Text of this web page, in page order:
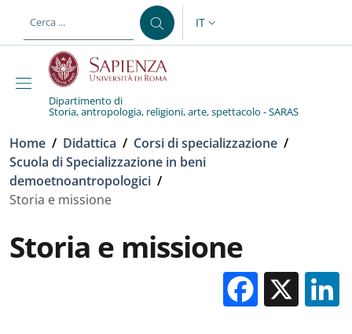
al contenuto principale
SELETTORE LINGUA:
IT
Dipartimento di
Storia, antropologia, religioni, arte, spettacolo - SARAS
Briciole di pane
Home / Didattica / Corsi di specializzazione /
Scuola di Specializzazione in beni
demoetnoantropologici /
Storia e missione
Storia e missione
X